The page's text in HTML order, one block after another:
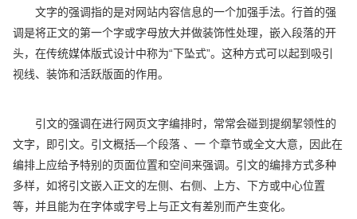
文字的强调指的是对网站内容信息的一个加强手法。行首的强
调是将正文的第一个字或字母放大并做装饰性处理，嵌入段落的开
头，在传统媒体版式设计中称为“下坠式”。这种方式可以起到吸引
视线、装饰和活跃版面的作用。
引文的强调在进行网页文字编排时，常常会碰到提纲挈领性的
文字，即引文。引文概括—个段落 、一 个章节或全文大意，因此在
编排上应给予特别的页面位置和空间来强调。引文的编排方式多种
多样，如将引文嵌入正文的左侧、右侧、上方、下方或中心位置
等，并且能为在字体或字号上与正文有差別而产生变化。